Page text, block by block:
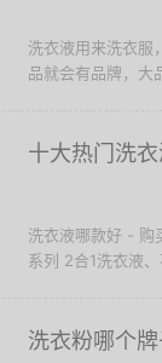
洗衣液用来洗衣服
品就会有品牌，大
十大热门洗
洗衣液哪款好 - 购
系列 2合1洗衣液
洗衣粉哪个